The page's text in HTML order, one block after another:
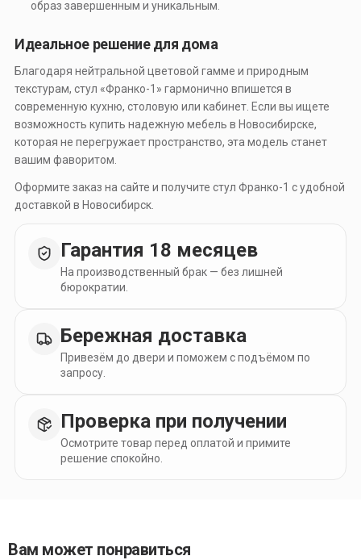
образ завершенным и уникальным.
Идеальное решение для дома
Благодаря нейтральной цветовой гамме и природным
текстурам, стул «Франко-1» гармонично впишется в
современную кухню, столовую или кабинет. Если вы ищете
возможность купить надежную мебель в Новосибирске,
которая не перегружает пространство, эта модель станет
вашим фаворитом.
Оформите заказ на сайте и получите стул Франко-1 с удобной
доставкой в Новосибирск.
Гарантия 18 месяцев
На производственный брак — без лишней
бюрократии.
Бережная доставка
Привезём до двери и поможем с подъёмом по
запросу.
Проверка при получении
Осмотрите товар перед оплатой и примите
решение спокойно.
Вам может понравиться